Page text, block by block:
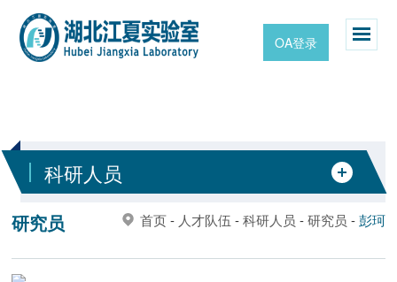
OA登录
科研人员
研究员 首页- 人才队伍 -科研人员 -研究员 -彭珂